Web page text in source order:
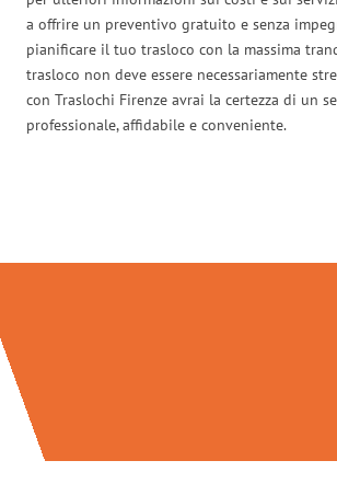
a offrire un preventivo gratuito e senza
pianificare il tuo trasloco con la massima
trasloco non deve essere necessariamente
con Traslochi Firenze avrai la certezza di un
professionale, affidabile e conveniente.